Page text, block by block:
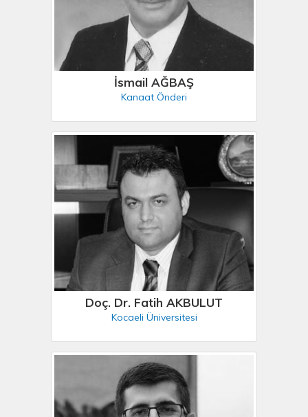
İsmail AĞBAŞ
Kanaat Önderi
Doç. Dr. Fatih AKBULUT
Kocaeli Üniversitesi